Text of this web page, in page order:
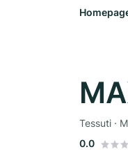
Tessuti ·
0.0